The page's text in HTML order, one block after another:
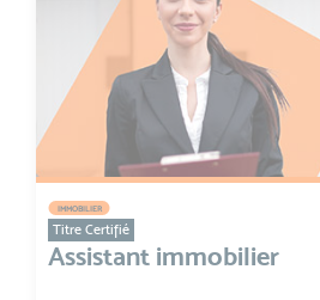
IMMOBILIER
Titre Certifié
Assistant immobilier